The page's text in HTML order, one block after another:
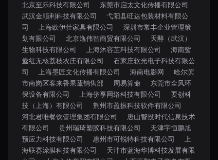
北京至乐科技有限公司
东莞市启太文化传播有限公司
武汉金顺利科技有限公司
弋阳县旺达包装材料有限公
司
上海欧伊仕家具有限公司
深圳市常丰企业管理策
划有限公司
北京逸伟智商贸有限公司
天酵（武汉）
生物科技有限公司
上海沐容芷科技有限公司
海南鸳
鸯红无核荔枝农庄有限公司
石家庄软光电子科技有限公
司
上海墨匠文化传播有限公司 海南电影网
哈尔滨
市南岗区客来香果蔬销售部
周易算命
东莞市全风环
保设备有限公司
上海侪享网络科技有限公司
要创科
技（上海）有限公司
荆州市盈振科技软件有限公司
河北君唯餐饮管理集团有限公司
唐山智投时代信息技术
有限公司
贵州瑞琦塑胶科技有限公司
天津宇恒鹏旭
预应力科技有限公司
惠州市可锐特科技有限公司
上
海联赛涂膜科技有限公司
天津市蓝海华博科技发展有限